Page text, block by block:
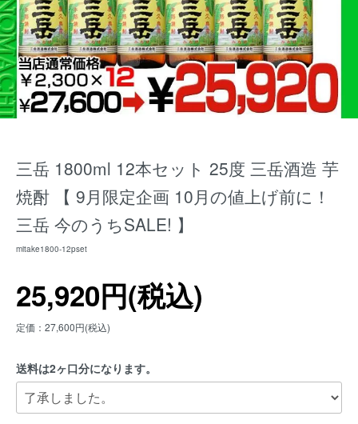
三岳 1800ml 12本セット 25度 三岳酒造 芋
焼酎 【 9月限定企画 10月の値上げ前に！
三岳 今のうちSALE! 】
mitake1800-12pset
25,920円(税込)
定価：27,600円(税込)
送料は2ヶ口分になります。